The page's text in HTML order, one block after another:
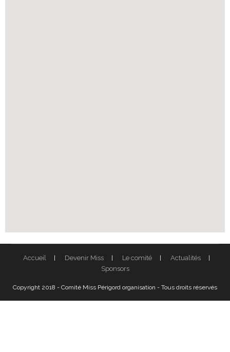
Accueil Devenir Miss Le comité
Actualités
Sponsors
Copyright 2018 - Comité Miss Périgord organisation - Tous droits réservés